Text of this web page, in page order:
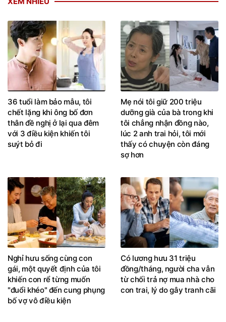
36 tuổi làm bảo mẫu, tôi
chết lặng khi ông bố đơn
thân đề nghị ở lại qua đêm
với 3 điều kiện khiến tôi
suýt bỏ đi
Mẹ nói tôi giữ 200 triệu
dưỡng già của bà trong khi
tôi chẳng nhận đồng nào,
lúc 2 anh trai hỏi, tôi mới
thấy có chuyện còn đáng
sợ hơn
Nghỉ hưu sống cùng con
gái, một quyết định của tôi
khiến con rể từng muốn
"đuổi khéo" đến cung phụng
bố vợ vô điều kiện
Có lương hưu 31 triệu
đồng/tháng, người cha vẫn
từ chối trả nợ mua nhà cho
con trai, lý do gây tranh cãi